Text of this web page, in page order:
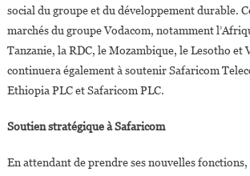
social du groupe et du développement durable.
marchés du groupe Vodacom, notamment
Tanzanie, la RDC, le Mozambique, le Lesotho et
continuera également à soutenir Safaricom
Ethiopia PLC et Safaricom PLC.
Soutien stratégique à Safaricom
En attendant de prendre ses nouvelles fonctions,